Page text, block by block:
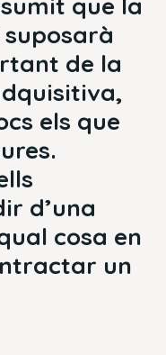
de la
els que
d’una
cosa en
un